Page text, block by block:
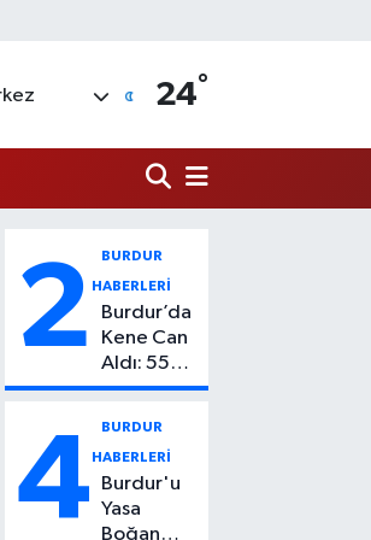
24°
2 BURDUR
HABERLERİ
Burdur’da
Kene Can
Aldı: 55
Yaşındaki
Kaybetti
4 BURDUR
HABERLERİ
Burdur'u
Yasa
Boğan